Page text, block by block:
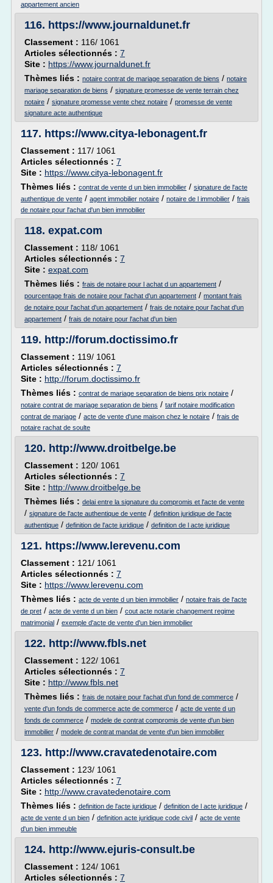
appartement ancien
116. https://www.journaldunet.fr
Classement : 116/ 1061
Articles sélectionnés : 7
Site : https://www.journaldunet.fr
Thèmes liés : notaire contrat de mariage separation de biens / notaire
mariage separation de biens / signature promesse de vente terrain chez
notaire / signature promesse vente chez notaire / promesse de vente
signature acte authentique
117. https://www.citya-lebonagent.fr
Classement : 117/ 1061
Articles sélectionnés : 7
Site : https://www.citya-lebonagent.fr
Thèmes liés : contrat de vente d un bien immobilier / signature de l'acte
authentique de vente / agent immobilier notaire / notaire de l immobilier / frais
de notaire pour l'achat d'un bien immobilier
118. expat.com
Classement : 118/ 1061
Articles sélectionnés : 7
Site : expat.com
Thèmes liés : frais de notaire pour l achat d un appartement /
pourcentage frais de notaire pour l'achat d'un appartement / montant frais
de notaire pour l'achat d'un appartement / frais de notaire pour l'achat d'un
appartement / frais de notaire pour l'achat d'un bien
119. http://forum.doctissimo.fr
Classement : 119/ 1061
Articles sélectionnés : 7
Site : http://forum.doctissimo.fr
Thèmes liés : contrat de mariage separation de biens prix notaire /
notaire contrat de mariage separation de biens / tarif notaire modification
contrat de mariage / acte de vente d'une maison chez le notaire / frais de
notaire rachat de soulte
120. http://www.droitbelge.be
Classement : 120/ 1061
Articles sélectionnés : 7
Site : http://www.droitbelge.be
Thèmes liés : delai entre la signature du compromis et l'acte de vente
/ signature de l'acte authentique de vente / definition juridique de l'acte
authentique / definition de l'acte juridique / definition de l acte juridique
121. https://www.lerevenu.com
Classement : 121/ 1061
Articles sélectionnés : 7
Site : https://www.lerevenu.com
Thèmes liés : acte de vente d un bien immobilier / notaire frais de l'acte
de pret / acte de vente d un bien / cout acte notarie changement regime
matrimonial / exemple d'acte de vente d'un bien immobilier
122. http://www.fbls.net
Classement : 122/ 1061
Articles sélectionnés : 7
Site : http://www.fbls.net
Thèmes liés : frais de notaire pour l'achat d'un fond de commerce /
vente d'un fonds de commerce acte de commerce / acte de vente d un
fonds de commerce / modele de contrat compromis de vente d'un bien
immobilier / modele de contrat mandat de vente d'un bien immobilier
123. http://www.cravatedenotaire.com
Classement : 123/ 1061
Articles sélectionnés : 7
Site : http://www.cravatedenotaire.com
Thèmes liés : definition de l'acte juridique / definition de l acte juridique /
acte de vente d un bien / definition acte juridique code civil / acte de vente
d'un bien immeuble
124. http://www.ejuris-consult.be
Classement : 124/ 1061
Articles sélectionnés : 7